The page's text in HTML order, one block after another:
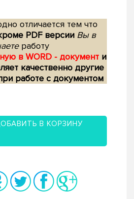
отличается тем что
PDF версии Вы в
работу
в WORD - документ и
качественно другие
работе с документом
В КОРЗИНУ